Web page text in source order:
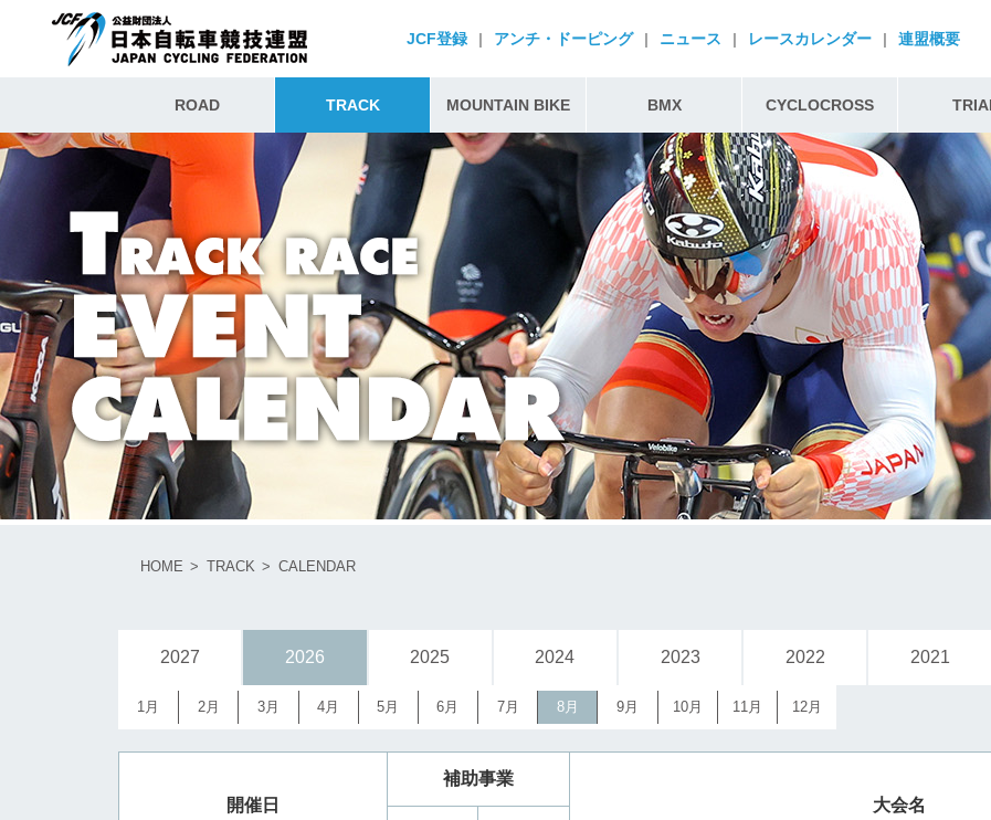
JCF登録 | アンチ・ドーピング | ニュース | レースカレンダー | 連盟概要
ROAD TRACK MOUNTAIN BIKE BMX CYCLOCROSS
HOME TRACK CALENDAR
2027 2026 2025 2024 2023 2022 2021
1月 2月 3月 4月 5月 6月 7月 8月 9月 10月 11月 12月
開催日
補助事業
大会名